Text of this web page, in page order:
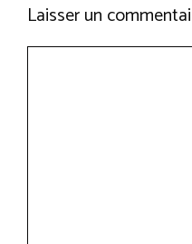
Laisser un